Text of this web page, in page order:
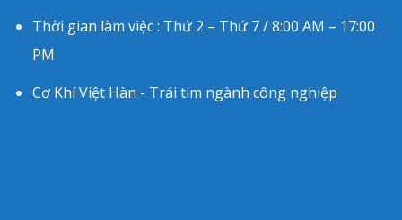
Thời gian làm việc : Thứ 2 – Thứ 7 / 8:00 AM – 17:00
PM
Cơ Khí Việt Hàn - Trái tim ngành công nghiệp